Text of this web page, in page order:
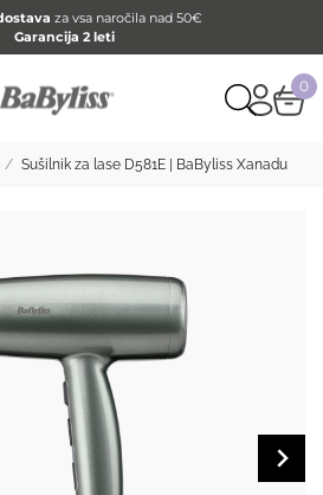
za vsa naročila nad 50€
Garancija 2 leti
0
/ Sušilnik za lase D581E | BaByliss Xanadu